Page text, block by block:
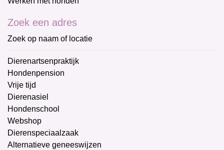
Zoek een adres
Zoek op naam of locatie
Dierenartsenpraktijk
Hondenpension
Vrije tijd
Dierenasiel
Hondenschool
Webshop
Dierenspeciaalzaak
Alternatieve geneeswijzen